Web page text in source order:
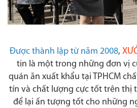
Được thành lập từ năm 2008,
tin là một trong những đơn vị
quán ăn xuất khẩu tại TPHCM
tín và chất lượng cực tốt trên thị
để lại ấn tượng tốt cho những